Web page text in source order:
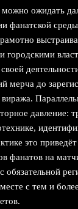
ожидать
фанатской
городскими
мерча до
давление:
это
фанатов на
обязательной
с тем и